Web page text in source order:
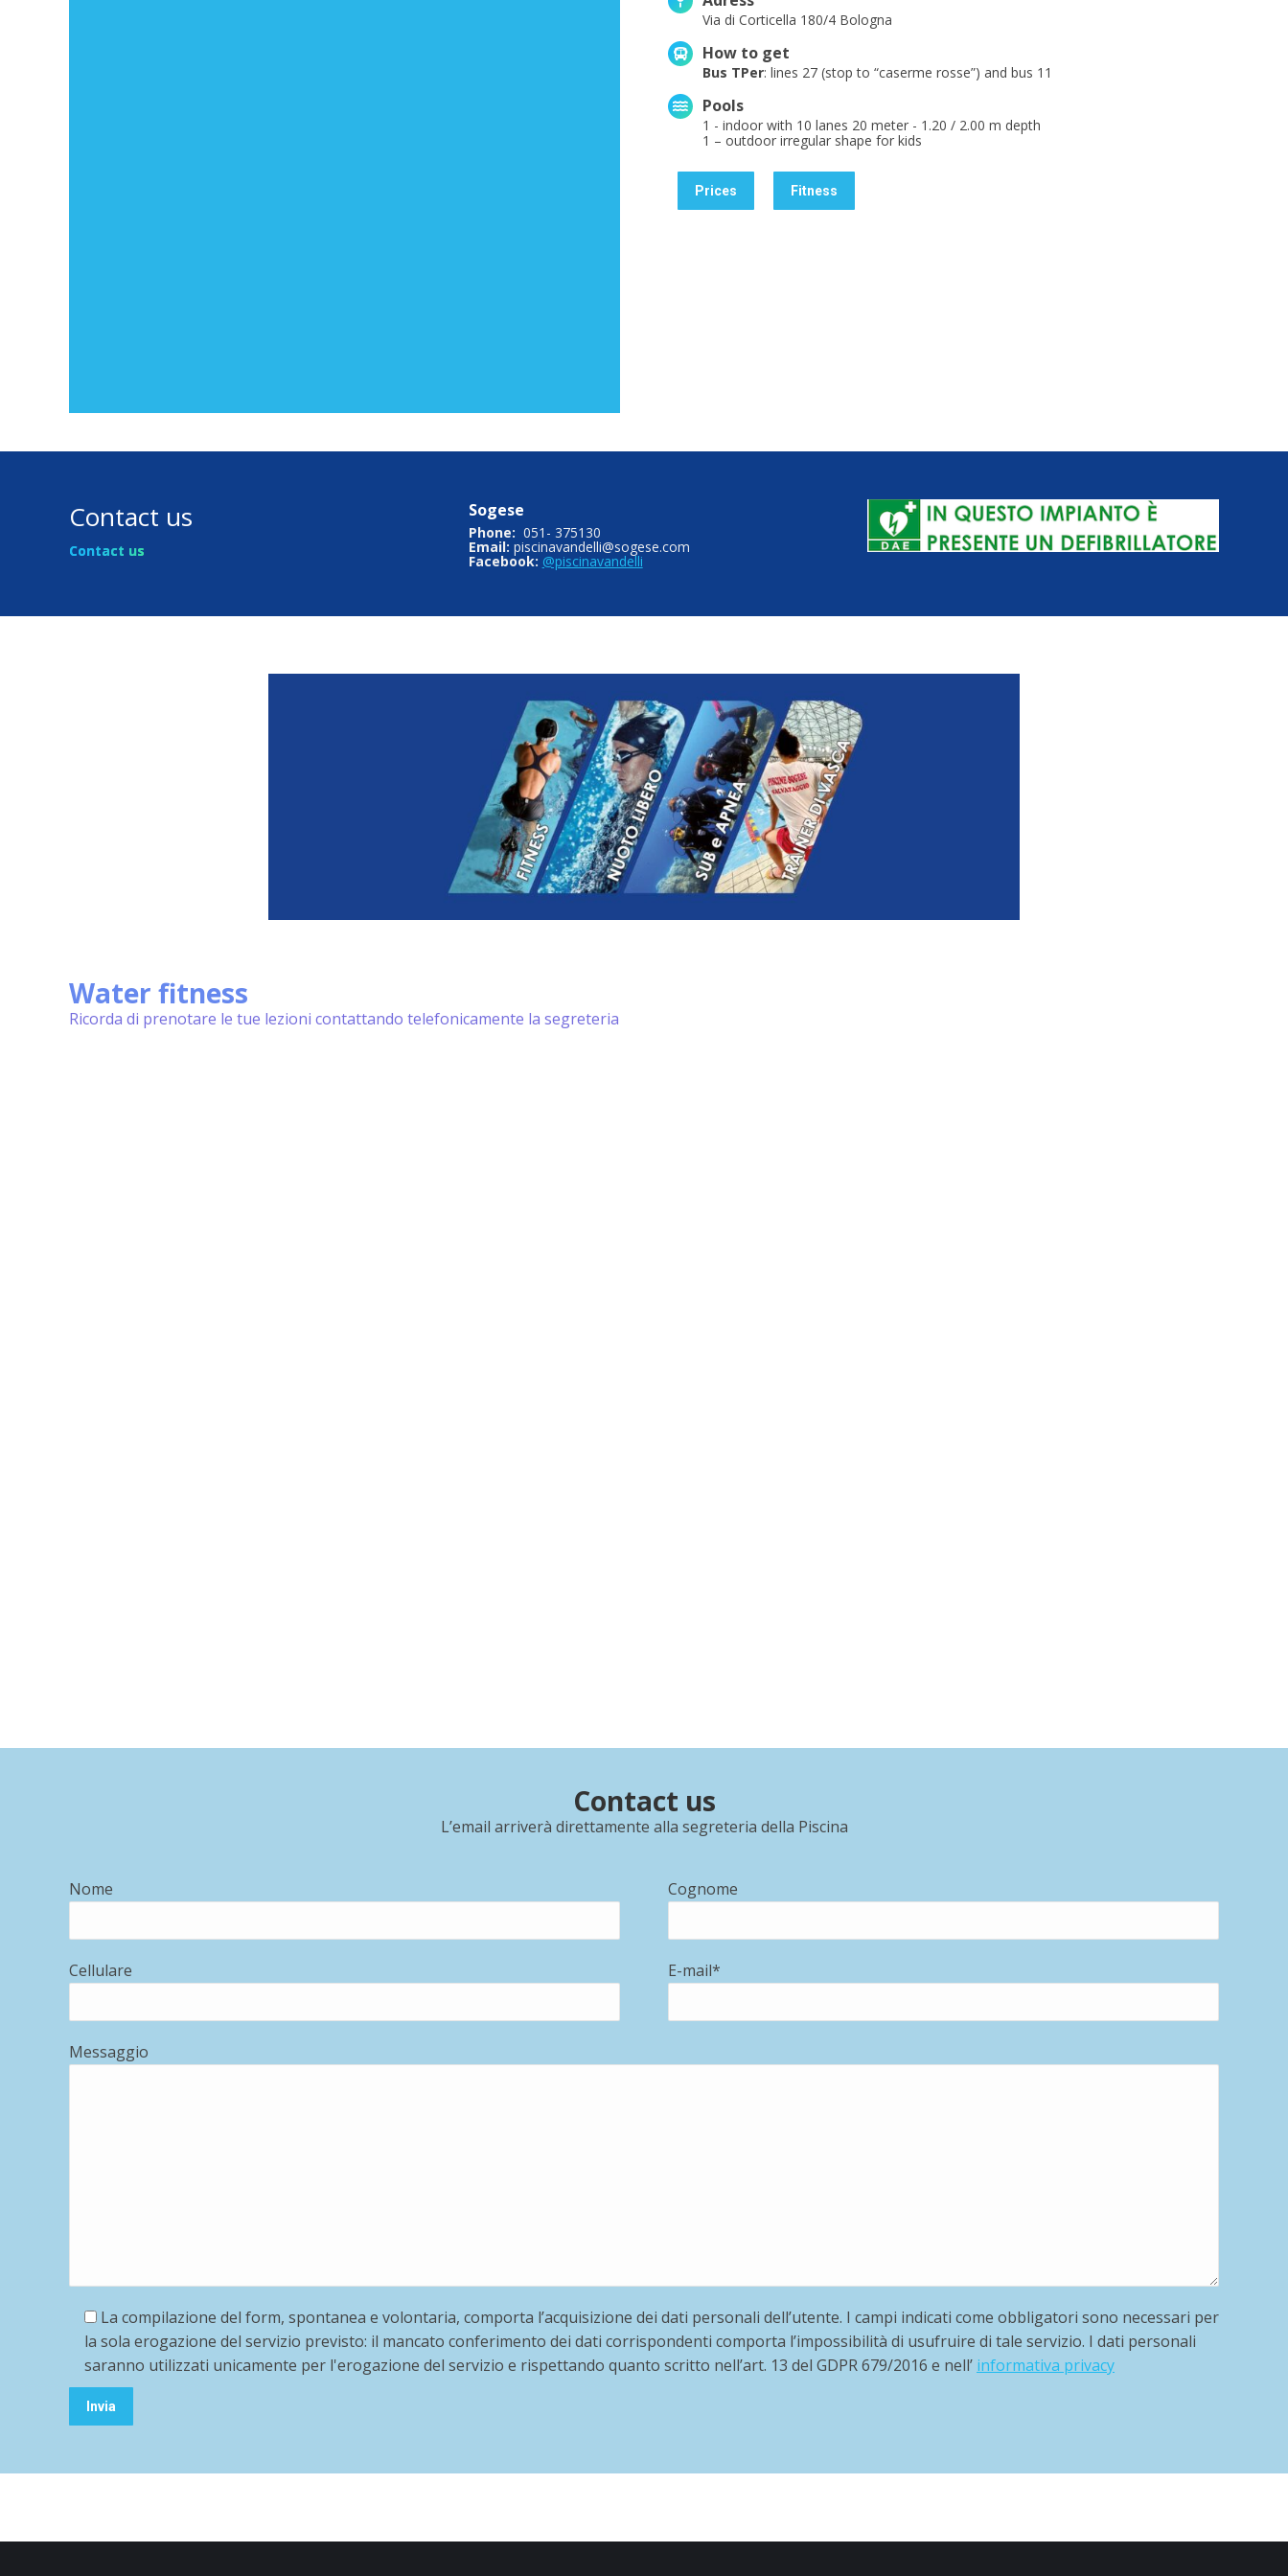
Via di Corticella 180/4 Bologna
How to get
Bus TPer: lines 27 (stop to “caserme rosse”) and bus 11
Pools
1 - indoor with 10 lanes 20 meter - 1.20 / 2.00 m depth
1 – outdoor irregular shape for kids
Prices Fitness
Contact us
Contact us
Sogese
Phone: 051- 375130
Email: piscinavandelli@sogese.com
Facebook: @piscinavandelli
Sogese Acqua Community
Scopri tutte le attività organizzate nelle nostre piscine: nuoto libero, fitness in acqua, subacquea,
apnea, nuoto master e tanto altro
Scopri le nostre attività
Water fitness
Ricorda di prenotare le tue lezioni contattando telefonicamente la segreteria
Contact us
L’email arriverà direttamente alla segreteria della Piscina
Nome Cognome
Cellulare E-mail*
Messaggio
La compilazione del form, spontanea e volontaria, comporta l’acquisizione dei dati personali dell’utente. I campi indicati come obbligatori sono necessari per
la sola erogazione del servizio previsto: il mancato conferimento dei dati corrispondenti comporta l’impossibilità di usufruire di tale servizio. I dati personali
saranno utilizzati unicamente per l'erogazione del servizio e rispettando quanto scritto nell’art. 13 del GDPR 679/2016 e nell’ informativa privacy